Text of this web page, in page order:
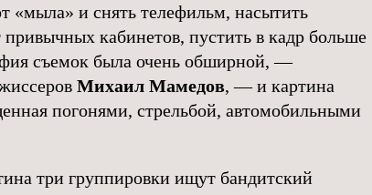
«мыла» и снять телефильм, насытить
кабинетов, пустить в кадр больше
съемок была очень обширной, —
Михаил Мамедов, — и картина
погонями, стрельбой, автомобильными
три группировки ищут бандитский